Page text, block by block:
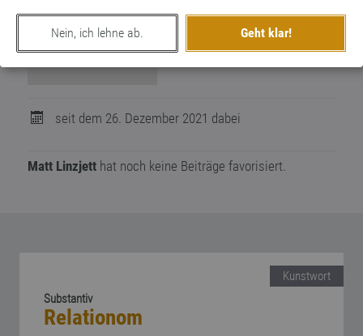
Nein, ich lehne ab. Geht klar!
seit dem 26. Dezember 2021 dabei
Matt Linzjetthat noch keine Beiträge favorisiert.
Kunstwort
Substantiv
Relationom